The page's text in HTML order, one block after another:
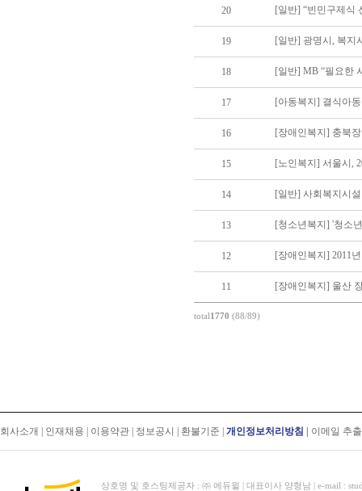
20 [일반] “빈민구제식
19 [일반] 광명시, 복지
18 [일반] MB “필요한
17 [아동복지] 결식아
16 [장애인복지] 충북
15 [노인복지] 서울시,
14 [일반] 사회복지시
13 [청소년복지] '청소
12 [장애인복지] 2011
11 [장애인복지] 울산
total1770 (88/89)
회사소개 인재채용 이용약관 정보공시 환불기준 개인정보처리방침 이메일 추
상호명 및 호스팅제공자 : ㈜ 에듀윌 | 대표이사 양형남 | e-mail :